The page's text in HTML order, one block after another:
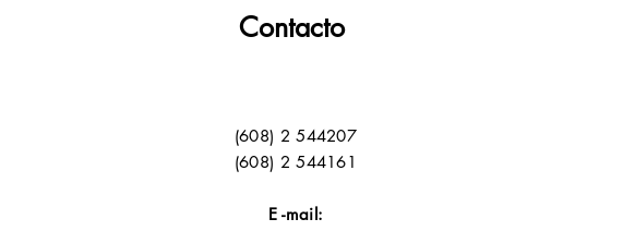
Contacto
(608) 2 544207
(608) 2 544161
E -mail: